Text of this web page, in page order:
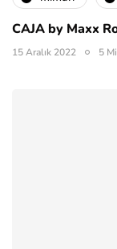
CAJA by Maxx
15 Aralık 2022 5